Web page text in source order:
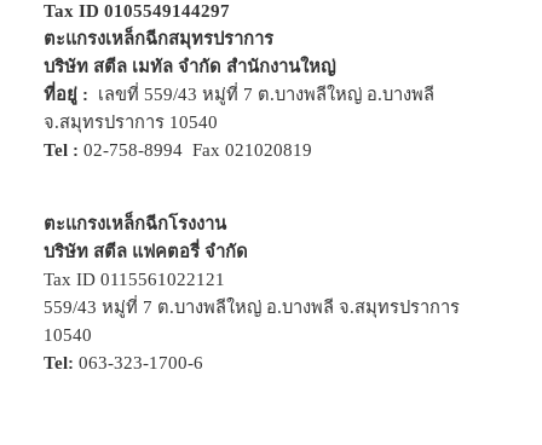
Tax ID 0105549144297
ตะแกรงเหล็กฉีกสมุทรปราการ
บริษัท สตีล เมทัล จำกัด สำนักงานใหญ่
ที่อยู่ :
เลขที่ 559/43 หมู่ที่ 7 ต.บางพลีใหญ่ อ.บางพลี
จ.สมุทรปราการ 10540
Tel : 02-758-8994Fax 021020819
ตะแกรงเหล็กฉีกโรงงาน
บริษัท สตีล แฟคตอรี่ จำกัด
Tax ID 0115561022121
559/43 หมู่ที่ 7 ต.บางพลีใหญ่ อ.บางพลี จ.สมุทรปราการ
10540
Tel: 063-323-1700-6